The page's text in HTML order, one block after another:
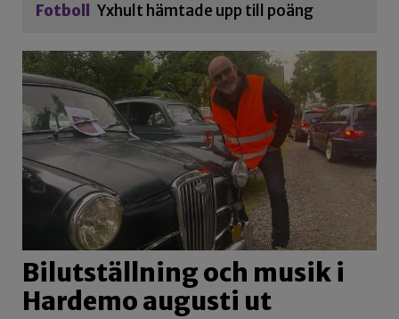
Fotboll Yxhult hämtade upp till poäng
Bilutställning och musik i
Hardemo augusti ut